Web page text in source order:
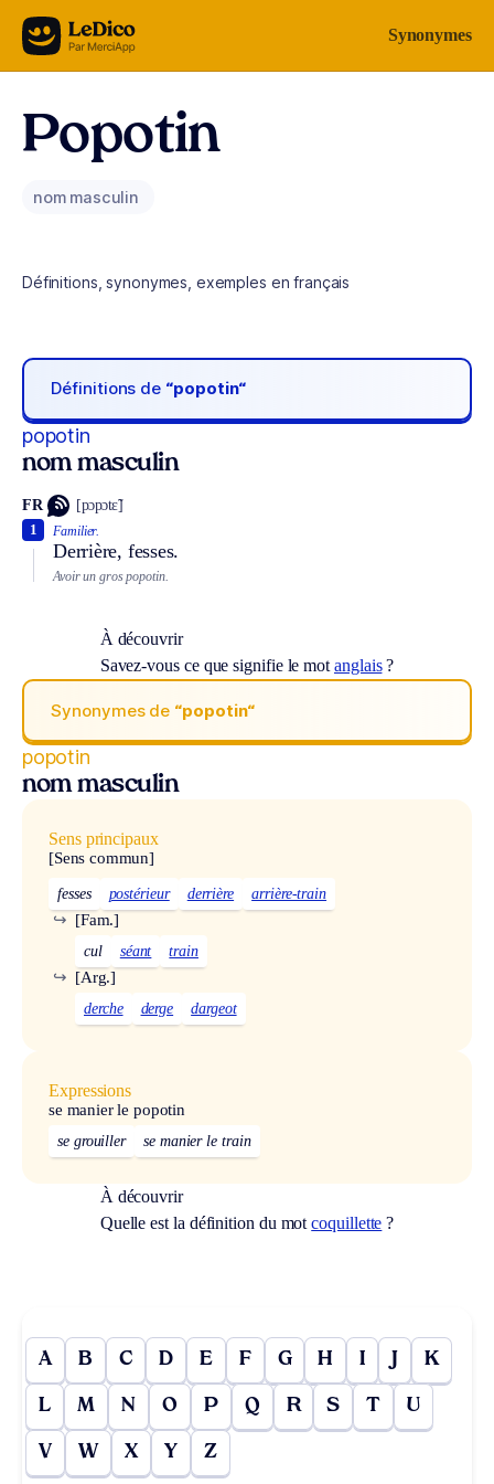
Aller au contenu Synonymes
Popotin
nom masculin
Définitions, synonymes, exemples en français
Définitions de “popotin“
popotin
nom masculin
FR [pɔpɔtɛ̃]
Familier.
Derrière, fesses.
1
Avoir un gros popotin.
À découvrir
Savez-vous ce que signifie le mot anglais?
Synonymes de “popotin“
popotin
nom masculin
Sens principaux
[Sens commun]
fesses postérieur derrière arrière-train
[Fam.]
↪
cul séant train
[Arg.]
↪
derche derge dargeot
Expressions
se manier le popotin
se grouiller se manier le train
À découvrir
Quelle est la définition du motcoquillette ?
A B C D E F G H I J K
L M N O P Q R S T U
V W X Y Z